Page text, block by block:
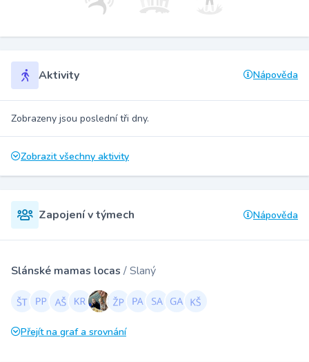
Aktivity Nápověda
Zobrazeny jsou poslední tři dny.
Zobrazit všechny aktivity
Zapojení v týmech Nápověda
Slánské mamas locas / Slaný
Přejít na graf a srovnání